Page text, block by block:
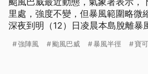
里處，強度不變，但暴風範圍略微
深夜到明（12）日凌晨本島脫離暴
風雨出門買食物。
強陣風 颱風巴威 暴風半徑 寶